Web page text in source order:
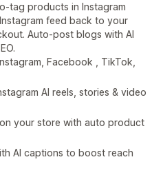
tag products in Instagram
feed back to your
Auto-post blogs with AI
Facebook , TikTok,
AI reels, stories & video
your store with auto product
AI captions to boost reach